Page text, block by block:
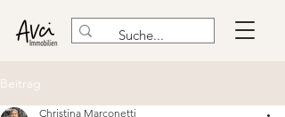
Beitrag
Christina Marconetti